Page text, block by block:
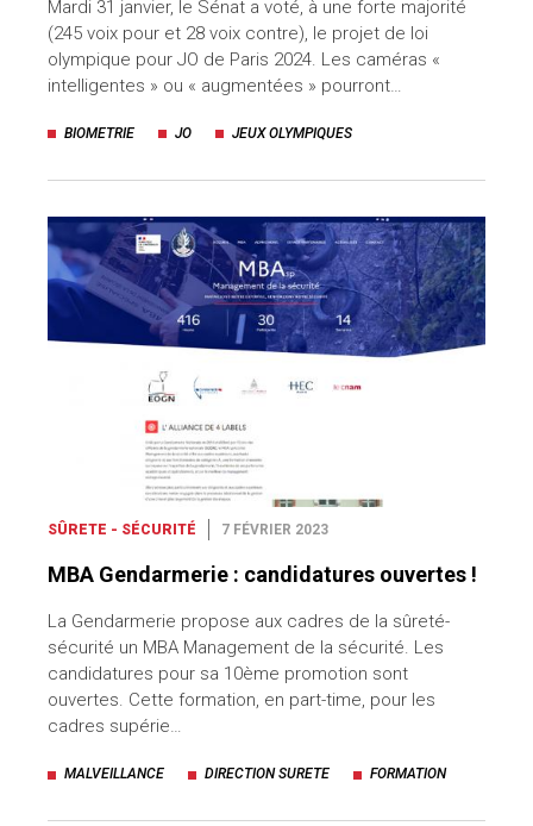
Mardi 31 janvier, le Sénat a voté, à une forte majorité
(245 voix pour et 28 voix contre), le projet de loi
olympique pour JO de Paris 2024. Les caméras «
intelligentes » ou « augmentées » pourront…
BIOMETRIE JO JEUX OLYMPIQUES
SÛRETE - SÉCURITÉ 7 FÉVRIER 2023
MBA Gendarmerie : candidatures ouvertes !
La Gendarmerie propose aux cadres de la sûreté-
sécurité un MBA Management de la sécurité. Les
candidatures pour sa 10ème promotion sont
ouvertes. Cette formation, en part-time, pour les
cadres supérie…
MALVEILLANCE DIRECTION SURETE FORMATION